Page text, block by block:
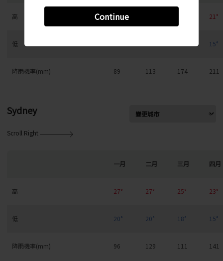
Continue
高 14° 21°
低 15°
降雨機率(mm) 89 113 174 211
Sydney
Scroll Right
一月 二月 三月 四月
高 27° 27° 25° 23°
低 20° 20° 18° 15°
降雨機率(mm) 96 129 111 141